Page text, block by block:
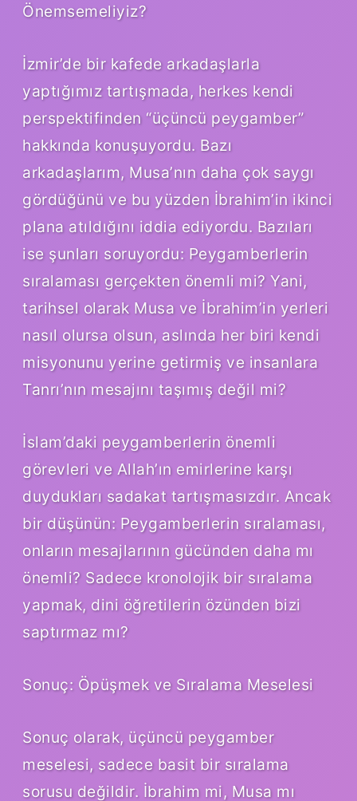
Önemsemeliyiz?
İzmir’de bir kafede arkadaşlarla
yaptığımız tartışmada, herkes kendi
perspektifinden “üçüncü peygamber”
hakkında konuşuyordu. Bazı
arkadaşlarım, Musa’nın daha çok saygı
gördüğünü ve bu yüzden İbrahim’in ikinci
plana atıldığını iddia ediyordu. Bazıları
ise şunları soruyordu: Peygamberlerin
sıralaması gerçekten önemli mi? Yani,
tarihsel olarak Musa ve İbrahim’in yerleri
nasıl olursa olsun, aslında her biri kendi
misyonunu yerine getirmiş ve insanlara
Tanrı’nın mesajını taşımış değil mi?
İslam’daki peygamberlerin önemli
görevleri ve Allah’ın emirlerine karşı
duydukları sadakat tartışmasızdır. Ancak
bir düşünün: Peygamberlerin sıralaması,
onların mesajlarının gücünden daha mı
önemli? Sadece kronolojik bir sıralama
yapmak, dini öğretilerin özünden bizi
saptırmaz mı?
Sonuç: Öpüşmek ve Sıralama Meselesi
Sonuç olarak, üçüncü peygamber
meselesi, sadece basit bir sıralama
sorusu değildir. İbrahim mi, Musa mı